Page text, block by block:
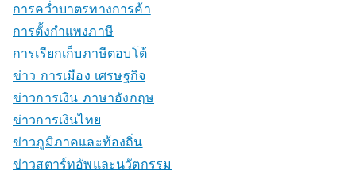
การคว่ำบาตรทางการค้า
การตั้งกำแพงภาษี
การเรียกเก็บภาษีตอบโต้
ข่าว การเมือง เศรษฐกิจ
ข่าวการเงิน ภาษาอังกฤษ
ข่าวการเงินไทย
ข่าวภูมิภาคและท้องถิ่น
ข่าวสตาร์ทอัพและนวัตกรรม